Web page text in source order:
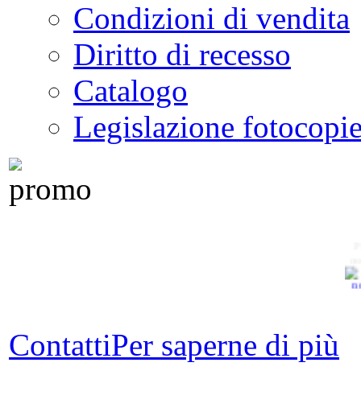
Condizioni di vendita
Diritto di recesso
Catalogo
Legislazione
ContattiPer saperne di più